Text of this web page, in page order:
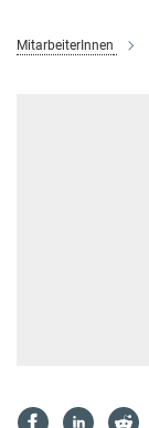
MitarbeiterInnen